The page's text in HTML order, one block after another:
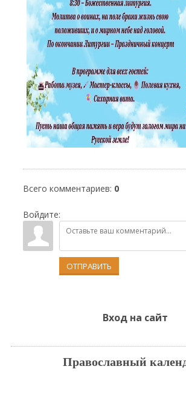
Всего комментариев: 0
Войдите:
ОТПРАВИТЬ
Вход на сайт
Православный